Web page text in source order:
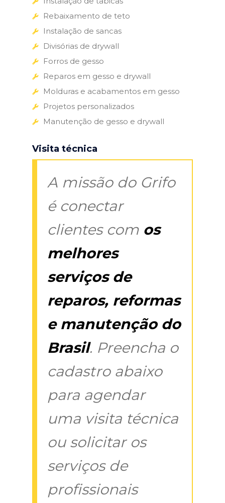
Rebaixamento de teto
Instalação de sancas
Divisórias de drywall
Forros de gesso
Reparos em gesso e drywall
Molduras e acabamentos em gesso
Projetos personalizados
Manutenção de gesso e drywall
Visita técnica
A missão do Grifo
é conectar
clientes com os
melhores
serviços de
reparos, reformas
e manutenção do
Brasil. Preencha o
cadastro abaixo
para agendar
uma visita técnica
ou solicitar os
serviços de
profissionais